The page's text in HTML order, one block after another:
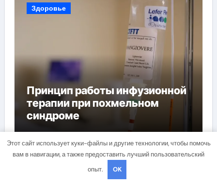
Здоровье
Принцип работы инфузионной
терапии при похмельном
синдроме
Этот сайт использует куки-файлы и другие технологии, чтобы помочь
вам в навигации, а также предоставить лучший пользовательский
опыт.
OK